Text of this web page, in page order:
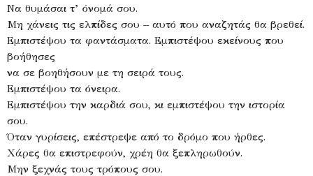
Να θυμάσαι τ’ όνομά σου.
Μη χάνεις τις ελπίδες σου – αυτό που αναζητάς θα βρεθεί.
Εμπιστέψου τα φαντάσματα. Εμπιστέψου εκείνους που
βοήθησες
να σε βοηθήσουν με τη σειρά τους.
Εμπιστέψου τα όνειρα.
Εμπιστέψου την καρδιά σου, κι εμπιστέψου την ιστορία
σου.
Όταν γυρίσεις, επέστρεψε από το δρόμο που ήρθες.
Χάρες θα επιστρεφούν, χρέη θα ξεπληρωθούν.
Μην ξεχνάς τους τρόπους σου.